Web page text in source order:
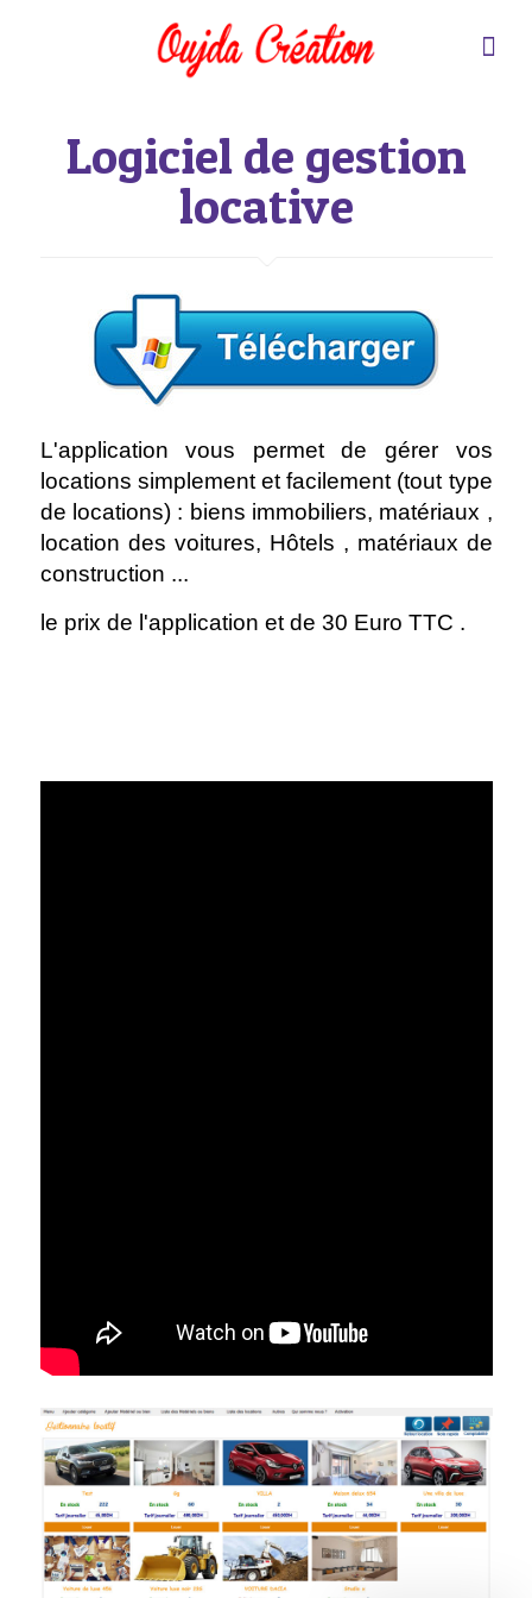
Logiciel de gestion
locative
L'application vous permet de gérer vos
locations simplement et facilement (tout type
de locations) : biens immobiliers, matériaux ,
location des voitures, Hôtels , matériaux de
construction ...
le prix de l'application et de 30 Euro TTC .